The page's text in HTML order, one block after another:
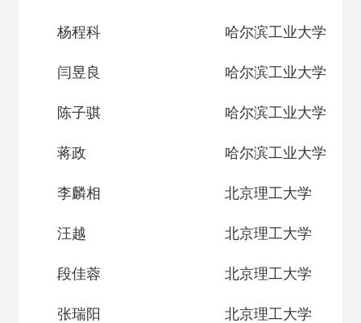
杨程科 哈尔滨工业大学
闫昱良 哈尔滨工业大学
陈子骐 哈尔滨工业大学
蒋政 哈尔滨工业大学
李麟相 北京理工大学
汪越 北京理工大学
段佳蓉 北京理工大学
张瑞阳 北京理工大学